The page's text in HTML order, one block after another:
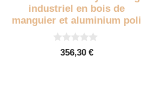
industriel en bois de
manguier et aluminium poli
s356,30 €